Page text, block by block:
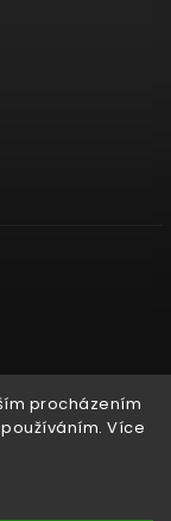
procházením
Více